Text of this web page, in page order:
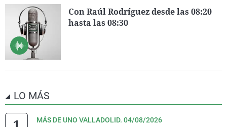
Con Raúl Rodríguez desde las 08:20
hasta las 08:30
LO MÁS
MÁS DE UNO VALLADOLID. 04/08/2026